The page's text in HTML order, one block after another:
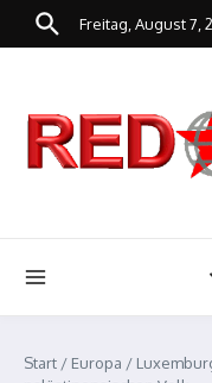
Zum Inhalt springen
Freitag, August 7,
Start / Europa /